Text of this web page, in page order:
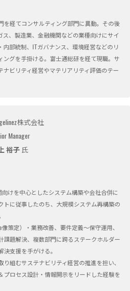
を経てコンサルティング部門に異動。その後
ス、製造業、金融機関などの業種向けにサイ
内部統制、ITガバナンス、環境経営などのリ
ングを手掛ける。富士通総研を経て現職。サ
ナビリティ経営やマテリアリティ評価のテー
株式会社
Manager
裕子氏
けを中心としたシステム構築や会社合併に
トに従事したのち、大規模システム再構築の
策定）・業務改善、要件定義～保守運用、
課題解決、複数部門に跨るステークホルダー
支援を手がける。
組むサステナビリティ経営の推進を担い、
プロセス設計・情報開示をリードした経験を